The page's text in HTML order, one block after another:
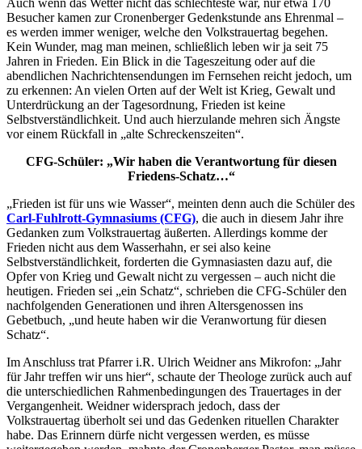
Besucher kamen zur Cronenberger Gedenkstunde ans Ehrenmal –
es werden immer weniger, welche den Volkstrauertag begehen.
Kein Wunder, mag man meinen, schließlich leben wir ja seit 75
Jahren in Frieden. Ein Blick in die Tageszeitung oder auf die
abendlichen Nachrichtensendungen im Fernsehen reicht jedoch, um
zu erkennen: An vielen Orten auf der Welt ist Krieg, Gewalt und
Unterdrückung an der Tagesordnung, Frieden ist keine
Selbstverständlichkeit. Und auch hierzulande mehren sich Ängste
vor einem Rückfall in „alte Schreckenszeiten“.
CFG-Schüler: „Wir haben die Verantwortung für diesen
Friedens-Schatz…“
„Frieden ist für uns wie Wasser“, meinten denn auch die Schüler des
Carl-Fuhlrott-Gymnasiums (CFG), die auch in diesem Jahr ihre
Gedanken zum Volkstrauertag äußerten. Allerdings komme der
Frieden nicht aus dem Wasserhahn, er sei also keine
Selbstverständlichkeit, forderten die Gymnasiasten dazu auf, die
Opfer von Krieg und Gewalt nicht zu vergessen – auch nicht die
heutigen. Frieden sei „ein Schatz“, schrieben die CFG-Schüler den
nachfolgenden Generationen und ihren Altersgenossen ins
Gebetbuch, „und heute haben wir die Veranwortung für diesen
Schatz“.
Im Anschluss trat Pfarrer i.R. Ulrich Weidner ans Mikrofon: „Jahr
für Jahr treffen wir uns hier“, schaute der Theologe zurück auch auf
die unterschiedlichen Rahmenbedingungen des Trauertages in der
Vergangenheit. Weidner widersprach jedoch, dass der
Volkstrauertag überholt sei und das Gedenken rituellen Charakter
habe. Das Erinnern dürfe nicht vergessen werden, es müsse